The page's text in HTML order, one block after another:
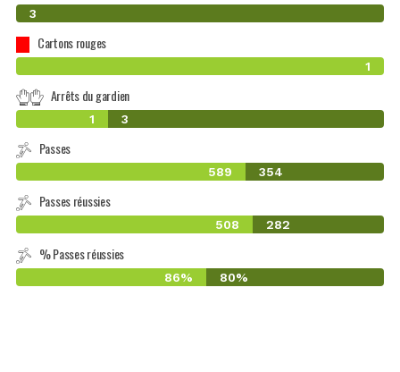
0
3
Cartons rouges
1
Arrêts du gardien
1 3
Passes
589 354
Passes réussies
508 282
% Passes réussies
86% 80%